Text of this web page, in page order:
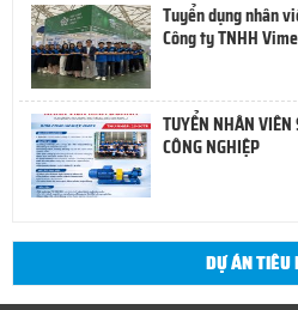
Tuyển dụng nhân
Công ty TNHH
TUYỂN NHÂN
CÔNG NGHIỆP
DỰ ÁN TIÊU